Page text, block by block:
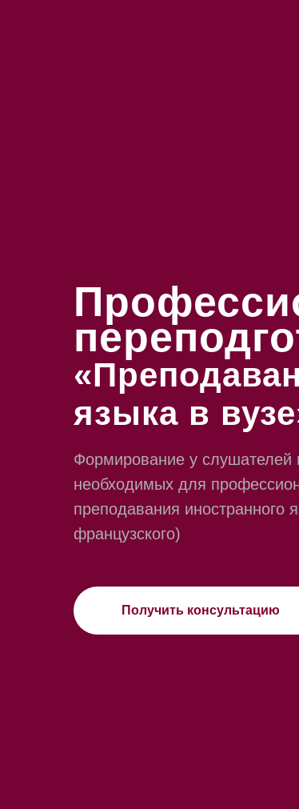
языка в
Формирование у слушателей
необходимых для
преподавания иностранного
французского)
Получить консультацию